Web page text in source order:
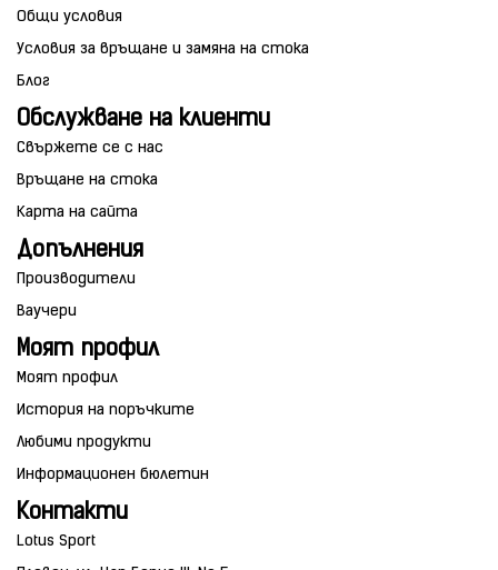
Общи условия
Условия за връщане и замяна на стока
Блог
Обслужване на клиенти
Свържете се с нас
Връщане на стока
Карта на сайта
Допълнения
Производители
Ваучери
Моят профил
Моят профил
История на поръчките
Любими продукти
Информационен бюлетин
Контакти
Lotus Sport